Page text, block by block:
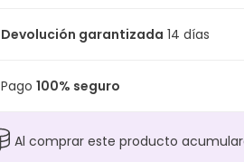
Devolución garantizada 14 días
Pago 100% seguro
Al comprar este producto